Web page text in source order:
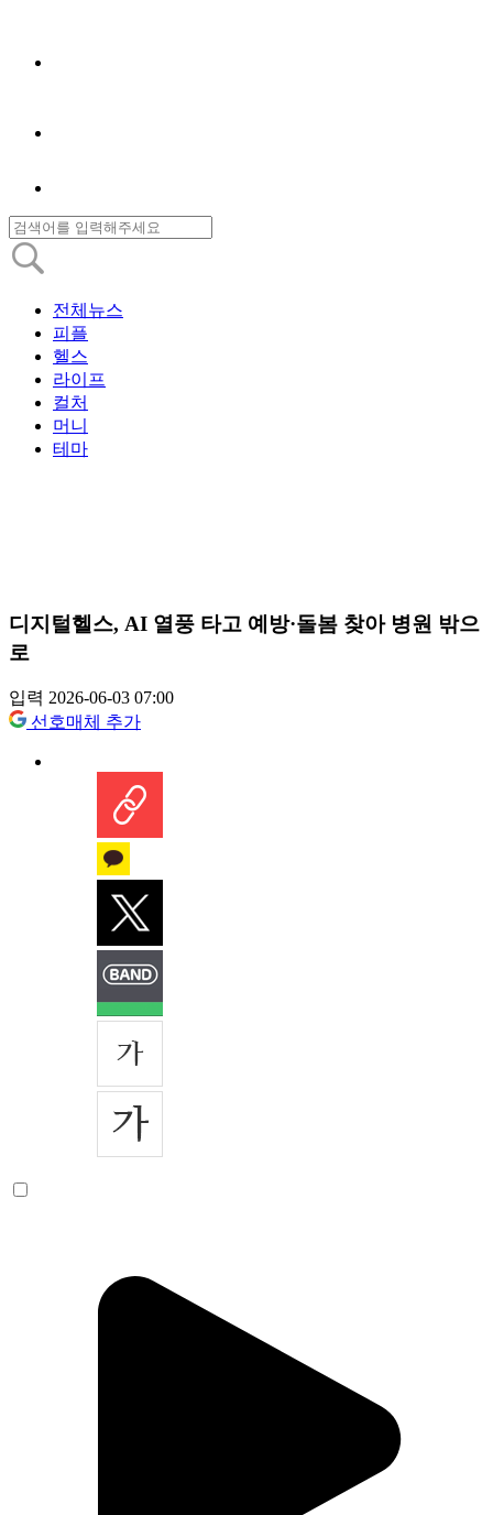
전체뉴스
피플
헬스
라이프
컬처
머니
테마
디지털헬스, AI 열풍 타고 예방·돌봄 찾아 병원 밖으
로
입력 2026-06-03 07:00
선호매체 추가